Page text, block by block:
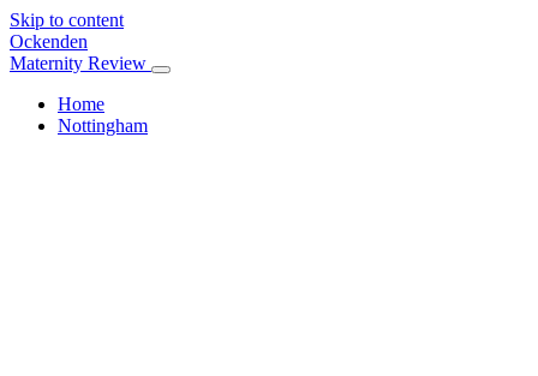
Skip to content
Ockenden
Maternity Review
Home
Nottingham